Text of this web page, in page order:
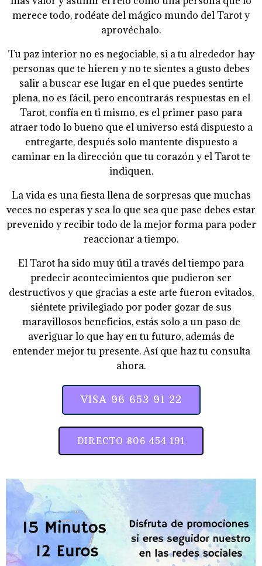
merece todo, rodéate del mágico mundo del Tarot y
aprovéchalo.
Tu paz interior no es negociable, si a tu alrededor hay
personas que te hieren y no te sientes a gusto debes
salir a buscar ese lugar en el que puedes sentirte
plena, no es fácil, pero encontrarás respuestas en el
Tarot, confía en ti mismo, es el primer paso para
atraer todo lo bueno que el universo está dispuesto a
entregarte, después solo mantente dispuesto a
caminar en la dirección que tu corazón y el Tarot te
indiquen.
La vida es una fiesta llena de sorpresas que muchas
veces no esperas y sea lo que sea que pase debes estar
prevenido y recibir todo de la mejor forma para poder
reaccionar a tiempo.
El Tarot ha sido muy útil a través del tiempo para
predecir acontecimientos que pudieron ser
destructivos y que gracias a este arte fueron evitados,
siéntete privilegiado por poder gozar de sus
maravillosos beneficios, estás solo a un paso de
averiguar lo que hay en tu futuro, además de
entender mejor tu presente. Así que haz tu consulta
ahora.
VISA 96 653 91 22
DIRECTO 806 454 191